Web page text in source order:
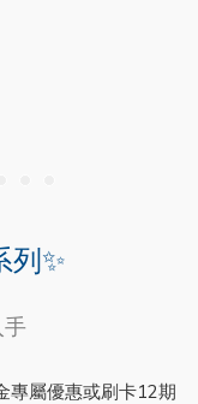
列✨
專屬優惠或刷卡12期